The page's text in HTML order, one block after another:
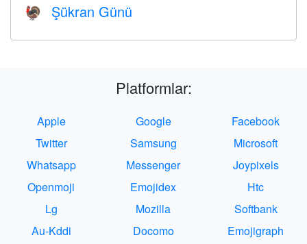
🦃 Şükran Günü
Platformlar:
Apple Google
Facebook
Twitter
Samsung
Microsoft
Whatsapp
Messenger
Joypixels
Openmoji
Emojidex
Htc
Lg
Mozilla
Softbank
Au-Kddi
Docomo
Emojigraph